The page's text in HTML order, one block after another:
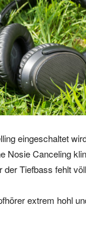
eingeschaltet
Nosie Canceling
Tiefbass fehlt
extrem hohl